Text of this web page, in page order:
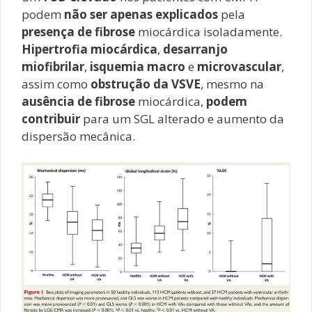
podem não ser apenas explicados pela
presença de fibrose miocárdica isoladamente.
Hipertrofia miocárdica, desarranjo
miofibrilar, isquemia macro e microvascular,
assim como obstrução da VSVE, mesmo na
ausência de fibrose miocárdica, podem
contribuir para um SGL alterado e aumento da
dispersão mecânica.